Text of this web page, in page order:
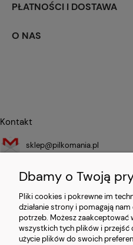
PŁATNOŚCI I DOSTAWA
O NAS
Kontakt
sklep@pilkomania.pl
Sprzedawca
ECOMM SPACE NO LIMITS LTD
27 Old Gloucester Street
London, United Kingdom
Dbamy o Twoją
Pliki cookies i pokrewne im
działanie strony i pomagają
potrzeb. Możesz zaakceptować
wszystkich tych plików i
użycie plików do swoich